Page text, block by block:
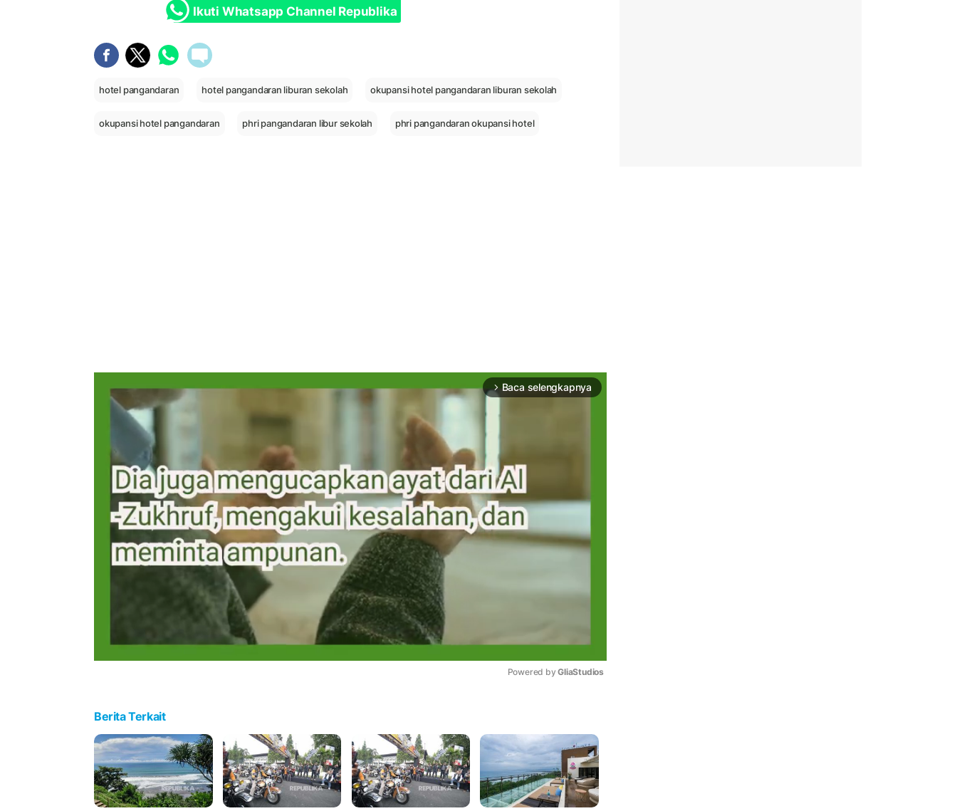
Ikuti Whatsapp Channel Republika
hotel pangandaran hotel pangandaran liburan sekolah okupansi hotel pangandaran liburan sekolah
okupansi hotel pangandaran phri pangandaran libur sekolah phri pangandaran okupansi hotel
arrow_forward_ios Baca selengkapnya
Powered by GliaStudios
Berita Terkait